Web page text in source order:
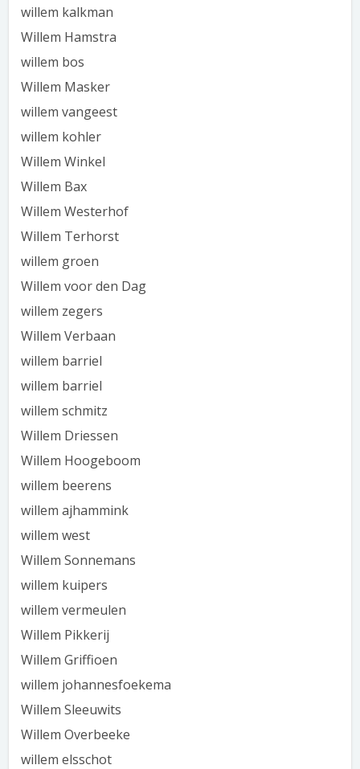
willem kalkman
Willem Hamstra
willem bos
Willem Masker
willem vangeest
willem kohler
Willem Winkel
Willem Bax
Willem Westerhof
Willem Terhorst
willem groen
Willem voor den Dag
willem zegers
Willem Verbaan
willem barriel
willem barriel
willem schmitz
Willem Driessen
Willem Hoogeboom
willem beerens
willem ajhammink
willem west
Willem Sonnemans
willem kuipers
willem vermeulen
Willem Pikkerij
Willem Griffioen
willem johannesfoekema
Willem Sleeuwits
Willem Overbeeke
willem elsschot